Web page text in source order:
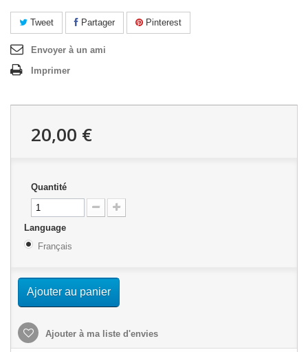
Tweet Partager Pinterest
Envoyer à un ami
Imprimer
20,00 €
Quantité
Language
Français
Ajouter au panier
Ajouter à ma liste d'envies